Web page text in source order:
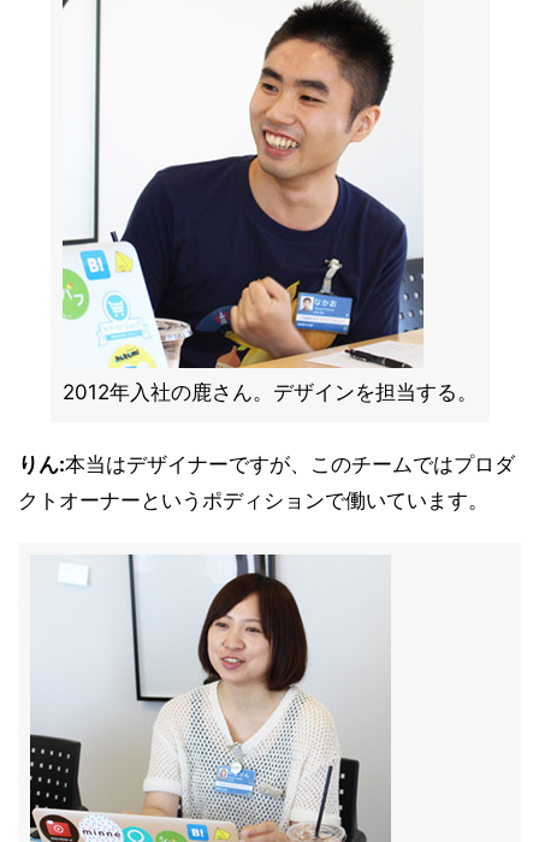
2012年入社の鹿さん。デザインを担当する。
りん:本当はデザイナーですが、このチームではプロダ
クトオーナーというポディションで働いています。